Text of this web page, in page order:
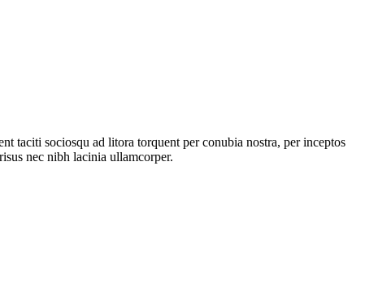
taciti sociosqu ad litora torquent per conubia nostra, per inceptos
nec nibh lacinia ullamcorper.